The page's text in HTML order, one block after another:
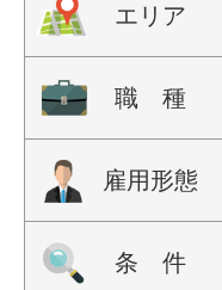
エリア
職 種
雇用形態
条 件